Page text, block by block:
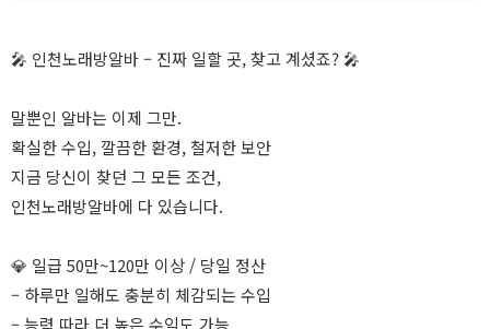
🎤 인천노래방알바 – 진짜 일할 곳, 찾고 계셨죠? 🎤
말뿐인 알바는 이제 그만.
확실한 수입, 깔끔한 환경, 철저한 보안
지금 당신이 찾던 그 모든 조건,
인천노래방알바에 다 있습니다.
💎 일급 50만~120만 이상 / 당일 정산
– 하루만 일해도 충분히 체감되는 수입
– 능력 따라 더 높은 수익도 가능